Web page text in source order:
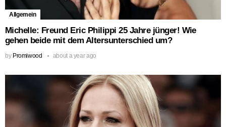
Allgemein
Michelle: Freund Eric Philippi 25 Jahre jünger! Wie
gehen beide mit dem Altersunterschied um?
by Promiwood about a year ago